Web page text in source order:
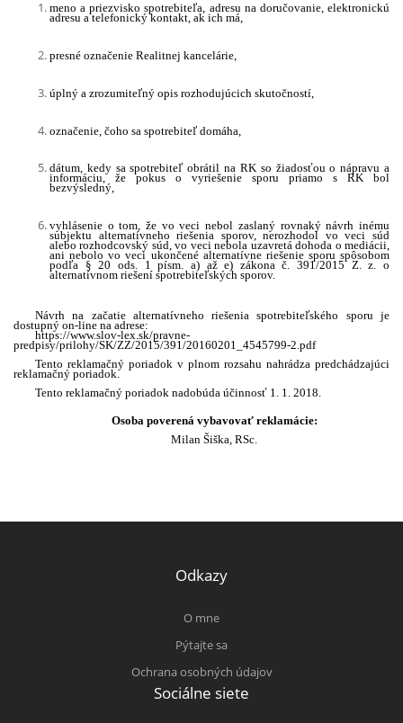
meno a priezvisko spotrebiteľa, adresu na doručovanie, elektronickú
adresu a telefonický kontakt, ak ich má,
presné označenie Realitnej kancelárie,
úplný a zrozumiteľný opis rozhodujúcich skutočností,
označenie, čoho sa spotrebiteľ domáha,
dátum, kedy sa spotrebiteľ obrátil na RK so žiadosťou o nápravu a
informáciu, že pokus o vyriešenie sporu priamo s RK bol
bezvýsledný,
vyhlásenie o tom, že vo veci nebol zaslaný rovnaký návrh inému
subjektu alternatívneho riešenia sporov, nerozhodol vo veci súd
alebo rozhodcovský súd, vo veci nebola uzavretá dohoda o mediácii,
ani nebolo vo veci ukončené alternatívne riešenie sporu spôsobom
podľa § 20 ods. 1 písm. a) až e) zákona č. 391/2015 Z. z. o
alternatívnom riešení spotrebiteľských sporov.
Návrh na začatie alternatívneho riešenia spotrebiteľského sporu je
dostupný on-line na adrese:
https://www.slov-lex.sk/pravne-
predpisy/prilohy/SK/ZZ/2015/391/20160201_4545799-2.pdf
Tento reklamačný poriadok v plnom rozsahu nahrádza predchádzajúci
reklamačný poriadok.
Tento reklamačný poriadok nadobúda účinnosť 1. 1. 2018.
Osoba poverená vybavovať reklamácie:
Milan Šiška, RSc.
Odkazy
O mne
Pýtajte sa
Ochrana osobných údajov
Sociálne siete